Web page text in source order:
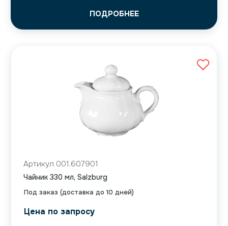
ПОДРОБНЕЕ
Под заказ (доставка до 10 дней)
Артикул 001.607901
Чайник 330 мл, Salzburg
Цена по запросу